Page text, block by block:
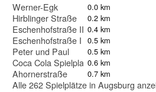
Werner-Egk 0.0 km
Hirblinger Straße 0.2 km
Eschenhofstraße II 0.4 km
Eschenhofstraße I 0.5 km
Peter und Paul 0.5 km
Coca Cola Spielplatz0.6 km
Ahornerstraße 0.7 km
Alle 262 Spielplätze in Augsburg